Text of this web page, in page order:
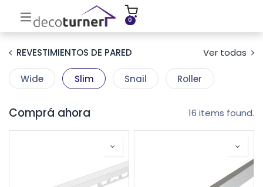
0
REVESTIMIENTOS DE PARED Ver todas
Wide Slim Snail Roller
Comprá ahora 16 items found.